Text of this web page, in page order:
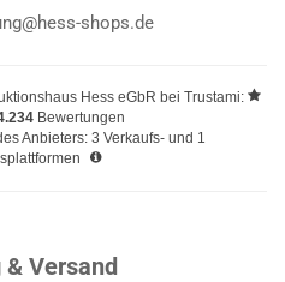
shops.de
Hess eGbR bei Trustami:
Bewertungen
Anbieters: 3 Verkaufs- und 1
Versand